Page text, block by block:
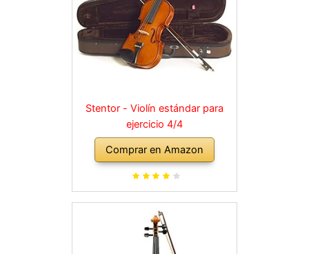
Stentor - Violín estándar para
ejercicio 4/4
Comprar en Amazon